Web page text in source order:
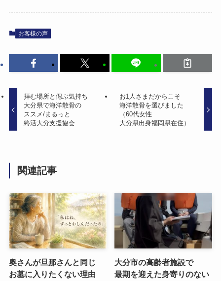
お客様の声
拝む場所と​偲ぶ気持ち
大分県で​海洋散骨の​
ススメ/まるっと​
終活大分支援協会
お1人さまだから​こそ​
海洋散骨を​選びました​ ​
（60​代女性
大分県出身福岡県在住）
関連記事
奥さんが​旦那さんと​同じ​
お墓に​入りたくない​理由
大分市の​高齢者施設で​
最期を​迎えた​身寄りの​ない​